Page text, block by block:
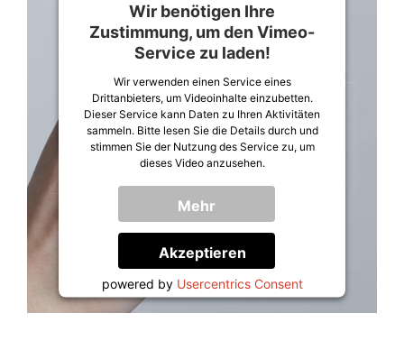
Wir benötigen Ihre
Zustimmung, um den Vimeo-
Service zu laden!
Wir verwenden einen Service eines
Drittanbieters, um Videoinhalte einzubetten.
Dieser Service kann Daten zu Ihren Aktivitäten
sammeln. Bitte lesen Sie die Details durch und
stimmen Sie der Nutzung des Service zu, um
dieses Video anzusehen.
Mehr
Informationen
Akzeptieren
powered by Usercentrics Consent
Management Platform&Trusted Shops